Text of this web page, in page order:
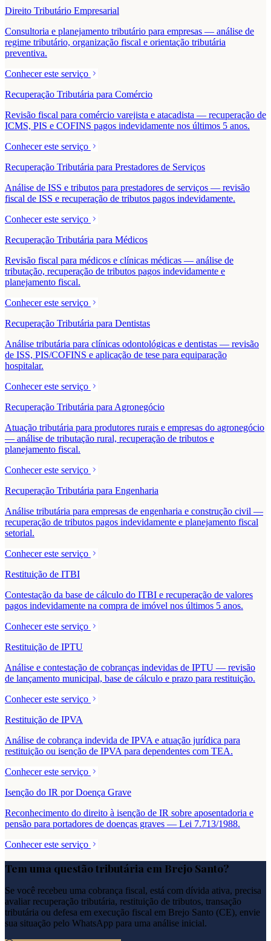
Direito Tributário Empresarial
Consultoria e planejamento tributário para empresas — análise de
regime tributário, organização fiscal e orientação tributária
preventiva.
Conhecer este serviço
Recuperação Tributária para Comércio
Revisão fiscal para comércio varejista e atacadista — recuperação de
ICMS, PIS e COFINS pagos indevidamente nos últimos 5 anos.
Conhecer este serviço
Recuperação Tributária para Prestadores de Serviços
Análise de ISS e tributos para prestadores de serviços — revisão
fiscal de ISS e recuperação de tributos pagos indevidamente.
Conhecer este serviço
Recuperação Tributária para Médicos
Revisão fiscal para médicos e clínicas médicas — análise de
tributação, recuperação de tributos pagos indevidamente e
planejamento fiscal.
Conhecer este serviço
Recuperação Tributária para Dentistas
Análise tributária para clínicas odontológicas e dentistas — revisão
de ISS, PIS/COFINS e aplicação de tese para equiparação
hospitalar.
Conhecer este serviço
Recuperação Tributária para Agronegócio
Atuação tributária para produtores rurais e empresas do agronegócio
— análise de tributação rural, recuperação de tributos e
planejamento fiscal.
Conhecer este serviço
Recuperação Tributária para Engenharia
Análise tributária para empresas de engenharia e construção civil —
recuperação de tributos pagos indevidamente e planejamento fiscal
setorial.
Conhecer este serviço
Restituição de ITBI
Contestação da base de cálculo do ITBI e recuperação de valores
pagos indevidamente na compra de imóvel nos últimos 5 anos.
Conhecer este serviço
Restituição de IPTU
Análise e contestação de cobranças indevidas de IPTU — revisão
de lançamento municipal, base de cálculo e prazo para restituição.
Conhecer este serviço
Restituição de IPVA
Análise de cobrança indevida de IPVA e atuação jurídica para
restituição ou isenção de IPVA para dependentes com TEA.
Conhecer este serviço
Isenção do IR por Doença Grave
Reconhecimento do direito à isenção de IR sobre aposentadoria e
pensão para portadores de doenças graves — Lei 7.713/1988.
Conhecer este serviço
Tem uma questão tributária em Brejo Santo?
Se você recebeu uma cobrança fiscal, está com dívida ativa, precisa
avaliar recuperação tributária, restituição de tributos, transação
tributária ou defesa em execução fiscal em Brejo Santo (CE), envie
sua situação pelo WhatsApp para uma análise inicial.